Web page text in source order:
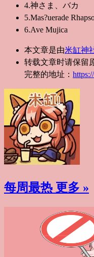
4.神さま、バカ
5.Mas?uerade
6.Ave Mujica
本文章是由米缸神
转载文章时请保留
完整的地址：
每周最热 更多 »